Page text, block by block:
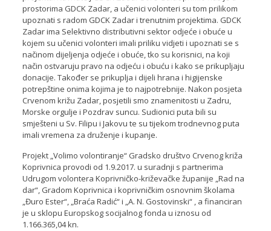
prostorima GDCK Zadar, a učenici volonteri su tom prilikom
upoznati s radom GDCK Zadar i trenutnim projektima. GDCK
Zadar ima Selektivno distributivni sektor odjeće i obuće u
kojem su učenici volonteri imali priliku vidjeti i upoznati se s
načinom dijeljenja odjeće i obuće, tko su korisnici, na koji
način ostvaruju pravo na odjeću i obuću i kako se prikupljaju
donacije. Također se prikuplja i dijeli hrana i higijenske
potrepštine onima kojima je to najpotrebnije. Nakon posjeta
Crvenom križu Zadar, posjetili smo znamenitosti u Zadru,
Morske orgulje i Pozdrav suncu. Sudionici puta bili su
smješteni u Sv. Filipu i Jakovu te su tijekom trodnevnog puta
imali vremena za druženje i kupanje.
Projekt „Volimo volontiranje“ Gradsko društvo Crvenog križa
Koprivnica provodi od 1.9.2017. u suradnji s partnerima
Udrugom volontera Koprivničko-križevačke županije „Rad na
dar“, Gradom Koprivnica i koprivničkim osnovnim školama
„Đuro Ester“, „Braća Radić“ i „A. N. Gostovinski“ , a financiran
je u sklopu Europskog socijalnog fonda u iznosu od
1.166.365,04 kn.